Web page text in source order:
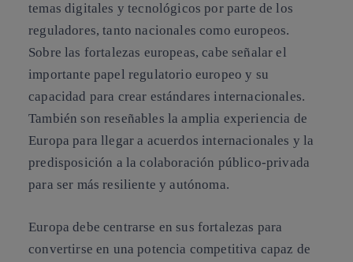
temas digitales y tecnológicos por parte de los
reguladores, tanto nacionales como europeos.
Sobre las fortalezas europeas, cabe señalar el
importante papel regulatorio europeo y su
capacidad para crear estándares internacionales.
También son reseñables la amplia experiencia de
Europa para llegar a acuerdos internacionales y la
predisposición a la colaboración público-privada
para ser más resiliente y autónoma.
Europa debe centrarse en sus fortalezas para
convertirse en una potencia competitiva capaz de